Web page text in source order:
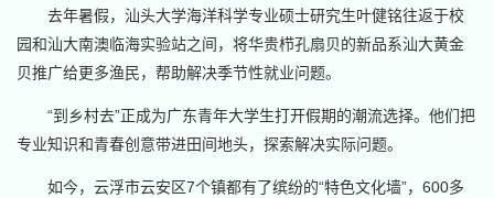
去年暑假，汕头大学海洋科学专业硕士研究生叶健铭往返于校
园和汕大南澳临海实验站之间，将华贵栉孔扇贝的新品系汕大黄金
贝推广给更多渔民，帮助解决季节性就业问题。
“到乡村去”正成为广东青年大学生打开假期的潮流选择。他们把
专业知识和青春创意带进田间地头，探索解决实际问题。
如今，云浮市云安区7个镇都有了缤纷的“特色文化墙”，600多